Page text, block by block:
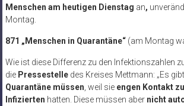
Menschen am heutigen Dienstag an,
Montag.
871 „Menschen in Quarantäne“ (am Montag
Wie ist diese Differenz zu den Infektionszahlen
die Pressestelledes Kreises Mettmann: „Es
Quarantäne müssen , weil sie engen Kontakt
Infizierten hatten. Diese müssen aber nicht